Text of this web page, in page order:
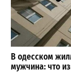
В одесском
мужчина: что